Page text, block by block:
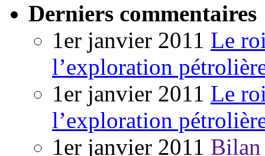
Derniers commentaires
1er janvier 2011 Le
l’exploration
1er janvier 2011 Le
l’exploration
1er janvier 2011 Bilan